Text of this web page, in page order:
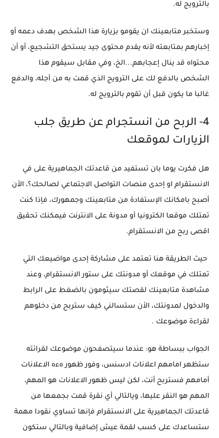
بالترويج له.
وستخبر متابعينك ان يقومو بزيارة هذا الشخص بهدف دعمه أو
إخبارهم بمتابعته لأنه يقدم محتوى جيد يستحق التشجيع، أو أن
محتواه قد ينال إعجابهم...الخ، وفي مقابل سيقوم هذا
الشخص بالدفع لك على الترويج الذي قمت به من أجله، والدفع
غالبا ما يكون قبل أن تقوم بالترويج له.
4- الربح من انستجرام عن طريق جلب
الزيارات لموقعك
هل فكرت يوما بان تستفيد من قاعدتك الجماهيرية على في
الانستقرام او إحدى منصات التواصل الاجتماعي لصالحك؟، الأن
أصبح بامكانك الإستفادة من متابعينك وجمهورك، فإذا كنت
تمتلك موقعا الكترونيا أو مدونة على الانترنت فيمكنك تحقيق
اقصى ربح من الانستقرام.
حيث الطريقة هنا تعتمد على مشاركة إحدى مواضيعك التي
تمتلك في موقعك أو مدونتك على ستور الانستقرام، وعند
مشاهدة متابعينك لقصتك سيثومون بالضغط على الرابط
والدخول لمدونتك، الأن ستسالني كيف ستربح من دخلوهم
لقراءة موضوعك .
الجواب ببساطة هو: عندما سيتصفحون موضوعك لقرائته
ستظهر امامهم اعلانات ادسنس، وفور ظهور هءه الاعلانات
أمامهم فستربح أنت، لكن ليس ظهور الاعلانات هو المهم،
المهم هو النقر عليها، ويالتالي أي نقرة قمت بجمعها من
قاعدتك الجماهيرية على الانستقرام فإنها تساوي نقودا مهمة
ستساعدك على كسب لقمة عيش إضافية وبالتالي ستكون